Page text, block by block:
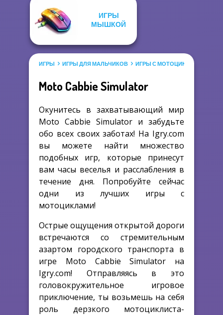
ИГРЫ
МЫШКОЙ
ИГРЫ ИГРЫ ДЛЯ МАЛЬЧИКОВ ИГРЫ С МОТОЦИКЛАМИ
Moto Cabbie Simulator
Окунитесь в захватывающий мир
Moto Cabbie Simulator и забудьте
обо всех своих заботах! На Igry.com
вы можете найти множество
подобных игр, которые принесут
вам часы веселья и расслабления в
течение дня. Попробуйте сейчас
одни из лучших игры с
мотоциклами!
Острые ощущения открытой дороги
встречаются со стремительным
азартом городского транспорта в
игре Moto Cabbie Simulator на
Igry.com! Отправляясь в это
головокружительное игровое
приключение, ты возьмешь на себя
роль дерзкого мотоциклиста-